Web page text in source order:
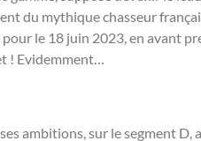
du mythique chasseur
le 18 juin 2023, en avant
! Evidemment…
ambitions, sur le segment D,